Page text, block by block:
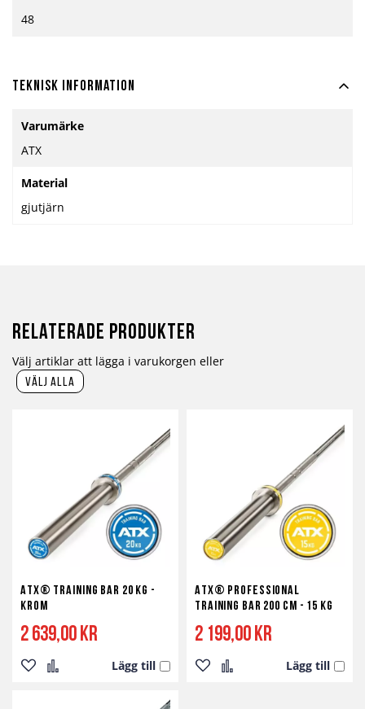
48
Teknisk information
information
Varumärke
ATX
Material
gjutjärn
Relaterade produkter
Välj artiklar att lägga i varukorgen eller
välj alla
ATX® Training Bar 20 kg -
Krom
2 639,00 kr
Lägg till
Lägg Lägg
ATX® Professional
Training Bar 200 cm - 15 kg
2 199,00 kr
Lägg till
Lägg Lägg